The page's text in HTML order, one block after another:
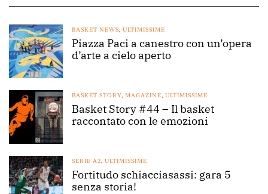
BASKET NEWS, ULTIMISSIME
Piazza Paci a canestro con un’opera
d’arte a cielo aperto
BASKET STORY, MAGAZINE, ULTIMISSIME
Basket Story #44 – Il basket
raccontato con le emozioni
SERIE A2, ULTIMISSIME
Fortitudo schiacciasassi: gara 5
senza storia!